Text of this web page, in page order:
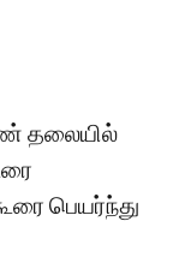
தலையில்
பெயர்ந்து